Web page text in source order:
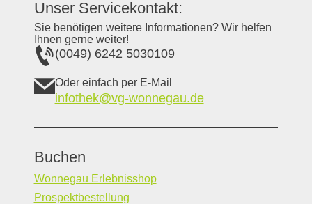
Unser Servicekontakt:
Sie benötigen weitere Informationen? Wir helfen
Ihnen gerne weiter!
(0049) 6242 5030109
Oder einfach per E-Mail
infothek@vg-wonnegau.de
Buchen
Wonnegau Erlebnisshop
Prospektbestellung